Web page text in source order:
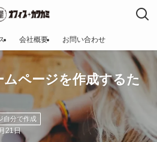
会社概要 お問い合わせ
ムページを作成するた
自分で作成
21日